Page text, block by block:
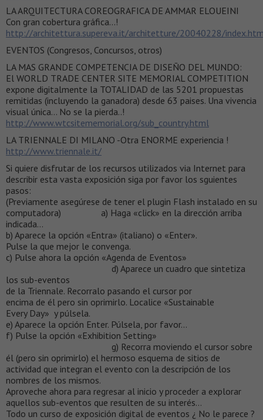
LA ARQUITECTURA COREOGRAFICA DE AMMAR ELOUEINI
Con gran cobertura gráfica…!
http://architettura.supereva.it/architetture/20040228/
EVENTOS (Congresos, Concursos, otros)
LA MAS GRANDE COMPETENCIA DE DISEÑO DEL MUNDO:
El WORLD TRADE CENTER SITE MEMORIAL COMPETITION
expone digitalmente la TOTALIDAD de las 5201 propuestas
remitidas (incluyendo la ganadora) desde 63 paises. Una vivencia
visual única… No se la pierda..!
http://www.wtcsitememorial.org/sub_country.html
LA TRIENNALE DI MILANO -Otra ENORME experiencia !
http://www.triennale.it/
Si quiere disfrutar de los recursos utilizados via Internet para
describir esta vasta exposición siga por favor los sguientes
pasos:
(Previamente asegúrese de tener el plugin Flash instalado en su
computadora) a) Haga «click» en la dirección arriba
indicada…
b) Aparece la opción «Entra» (italiano) o «Enter».
Pulse la que mejor le convenga.
c) Pulse ahora la opción «Agenda de Eventos»
d) Aparece un cuadro que sintetiza
los sub-eventos
de la Triennale. Recorralo pasando el cursor por
encima de él pero sin oprimirlo. Localice «Sustainable
Every Day» y púlsela.
e) Aparece la opción Enter. Púlsela, por favor…
f) Pulse la opción «Exhibition Setting»
g) Recorra moviendo el cursor sobre
él (pero sin oprimirlo) el hermoso esquema de sitios de
actividad que integran el evento con la descripción de los
nombres de los mismos.
Aproveche ahora para regresar al inicio y proceder a explorar
aquellos sub-eventos que resulten de su interés…
Todo un curso de exposición digital de eventos ¿ No le parece ?